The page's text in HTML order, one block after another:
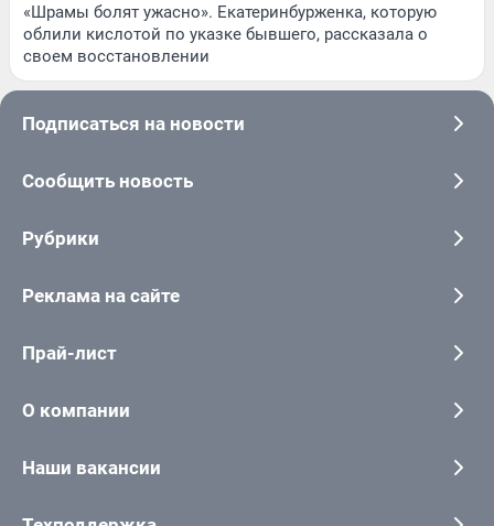
«Шрамы болят ужасно». Екатеринбурженка, которую
облили кислотой по указке бывшего, рассказала о
своем восстановлении
Подписаться на новости
Сообщить новость
Рубрики
Реклама на сайте
Прай-лист
О компании
Наши вакансии